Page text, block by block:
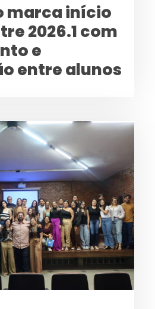
marca início
2026.1 com
e
entre alunos